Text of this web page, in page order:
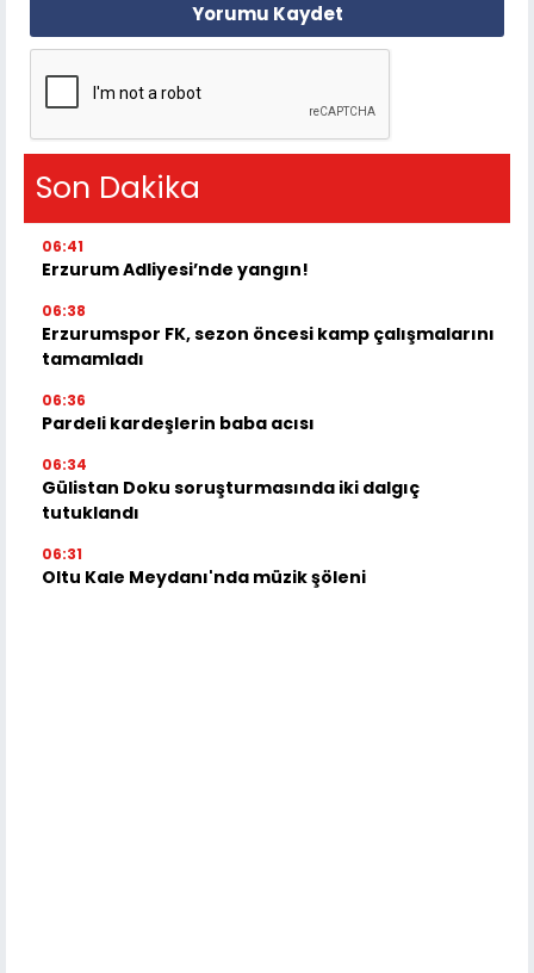
Yorumu Kaydet
Son Dakika
06:41
Erzurum Adliyesi’nde yangın!
06:38
Erzurumspor FK, sezon öncesi kamp çalışmalarını
tamamladı
06:36
Pardeli kardeşlerin baba acısı
06:34
Gülistan Doku soruşturmasında iki dalgıç
tutuklandı
06:31
Oltu Kale Meydanı'nda müzik şöleni